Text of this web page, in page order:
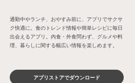
通勤中やランチ、おやすみ前に、アプリでサクサ
ク快適に。食のトレンド情報や簡単レシピに毎日
出会えるアプリ。内食・外食問わず、グルメや料
理、暮らしに関する幅広い情報を楽しめます。
アプリストアでダウンロード